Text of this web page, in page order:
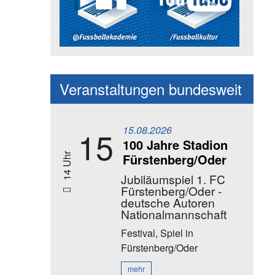
Social Media Kanäle der
Veranstaltungen bundesweit
14 Uhr 15 15.08.2026
100 Jahre Stadion
Fürstenberg/Oder
Jubiläumspiel 1. FC
Fürstenberg/Oder -
deutsche Autoren
Nationalmannschaft
Festival, Spiel in
Fürstenberg/Oder
mehr